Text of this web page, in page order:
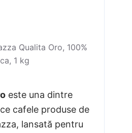
este una dintre
cafele produse de
lansată pentru